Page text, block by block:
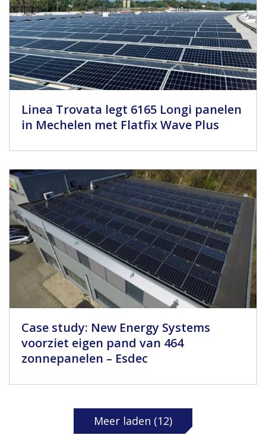
Linea Trovata legt 6165 Longi panelen
in Mechelen met Flatfix Wave Plus
Case study: New Energy Systems
voorziet eigen pand van 464
zonnepanelen – Esdec
Meer laden (12)